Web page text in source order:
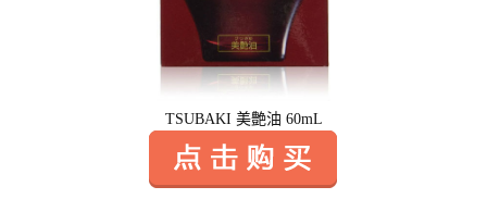
TSUBAKI 美艶油 60mL